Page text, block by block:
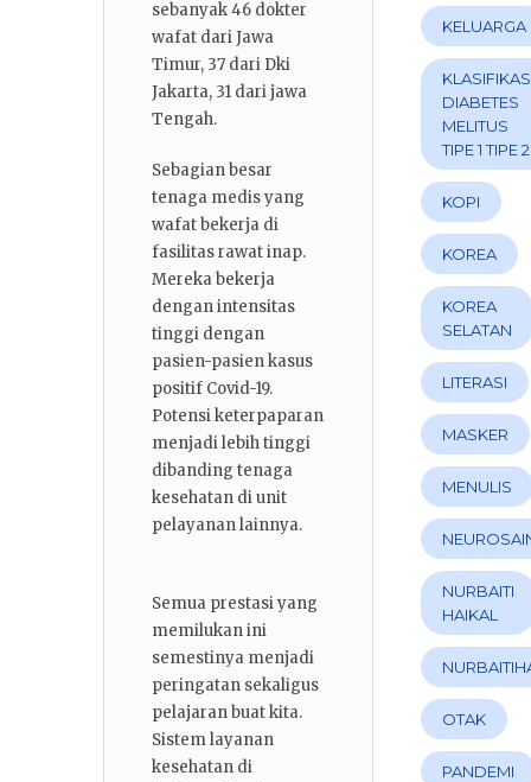
sebanyak 46 dokter
wafat dari Jawa
Timur, 37 dari Dki
Jakarta, 31 dari jawa
Tengah.
Sebagian besar
tenaga medis yang
wafat bekerja di
fasilitas rawat inap.
Mereka bekerja
dengan intensitas
tinggi dengan
pasien-pasien kasus
positif Covid-19.
Potensi keterpaparan
menjadi lebih tinggi
dibanding tenaga
kesehatan di unit
pelayanan lainnya.
Semua prestasi yang
memilukan ini
semestinya menjadi
peringatan sekaligus
pelajaran buat kita.
Sistem layanan
kesehatan di
KELUARGA
DIABETES
MELITUS
TIPE 1 TIPE 2
KOPI
KOREA
KOREA
SELATAN
LITERASI
MASKER
MENULIS
NURBAITI
HAIKAL
OTAK
PANDEMI